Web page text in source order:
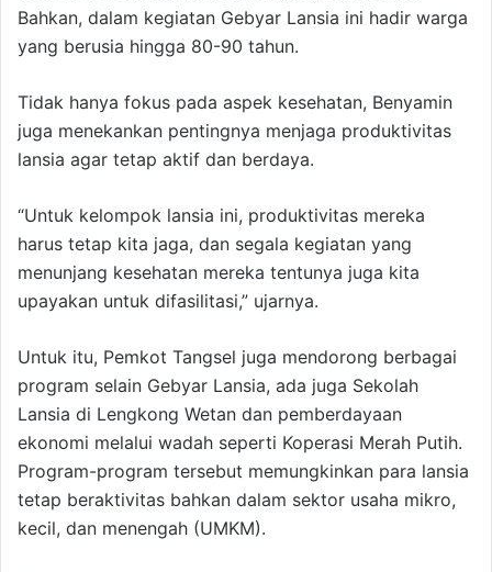
Bahkan, dalam kegiatan Gebyar Lansia ini hadir warga
yang berusia hingga 80-90 tahun.
Tidak hanya fokus pada aspek kesehatan, Benyamin
juga menekankan pentingnya menjaga produktivitas
lansia agar tetap aktif dan berdaya.
“Untuk kelompok lansia ini, produktivitas mereka
harus tetap kita jaga, dan segala kegiatan yang
menunjang kesehatan mereka tentunya juga kita
upayakan untuk difasilitasi,” ujarnya.
Untuk itu, Pemkot Tangsel juga mendorong berbagai
program selain Gebyar Lansia, ada juga Sekolah
Lansia di Lengkong Wetan dan pemberdayaan
ekonomi melalui wadah seperti Koperasi Merah Putih.
Program-program tersebut memungkinkan para lansia
tetap beraktivitas bahkan dalam sektor usaha mikro,
kecil, dan menengah (UMKM).